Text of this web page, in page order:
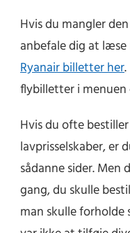
Hvis du mangler
anbefale dig at
Ryanair billetter her
flybilletter i menuen
Hvis du ofte
lavprisselskaber, er
sådanne sider. Men
gang, du skulle
man skulle